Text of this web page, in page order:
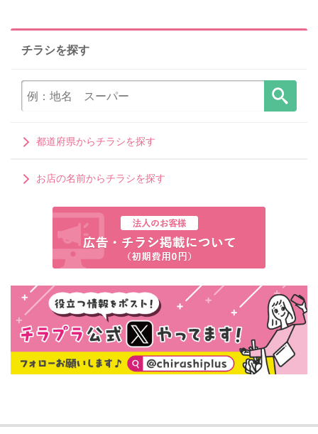
チラシを探す
都道府県からチラシを探す
お店の名前からチラシを探す